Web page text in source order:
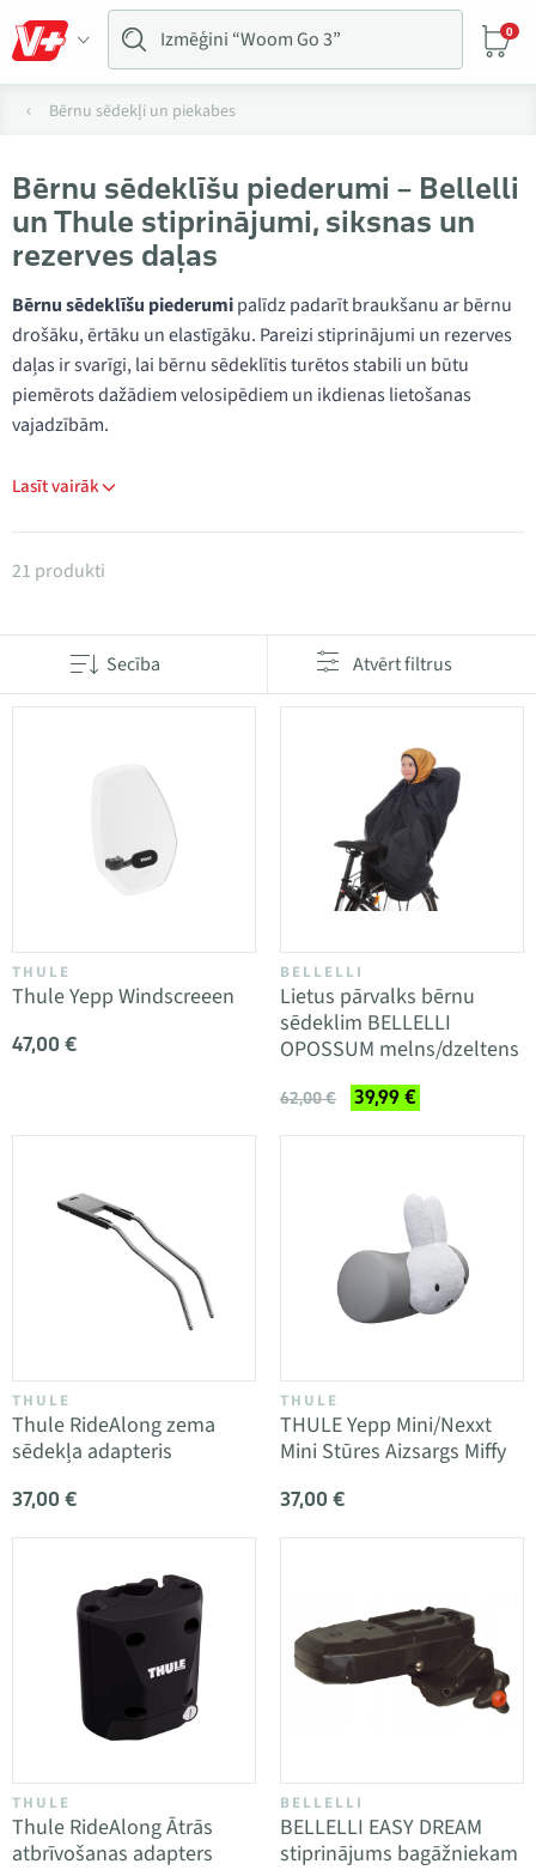
0
Bērnu sēdekļi un piekabes
Bērnu sēdeklīšu piederumi – Bellelli
un Thule stiprinājumi, siksnas un
rezerves daļas
Bērnu sēdeklīšu piederumipalīdz padarīt braukšanu ar bērnu
drošāku, ērtāku un elastīgāku. Pareizi stiprinājumi un rezerves
daļas ir svarīgi, lai bērnu sēdeklītis turētos stabili un būtu
piemērots dažādiem velosipēdiem un ikdienas lietošanas
vajadzībām.
Lasīt vairāk
Produkti kategorijā Bērnu velosipēda sēdekļu
21 produkti
Secība Atvērt filtrus
THULE
Thule Yepp Windscreeen
47,00 €
BELLELLI
Lietus pārvalks bērnu
sēdeklim BELLELLI
OPOSSUM melns/dzeltens
62,00 € 39,99 €
THULE
Thule RideAlong zema
sēdekļa adapteris
37,00 €
THULE
THULE Yepp Mini/Nexxt
Mini Stūres Aizsargs Miffy
37,00 €
THULE
Thule RideAlong Ātrās
atbrīvošanas adapters
BELLELLI
BELLELLI EASY DREAM
stiprinājums bagāžniekam